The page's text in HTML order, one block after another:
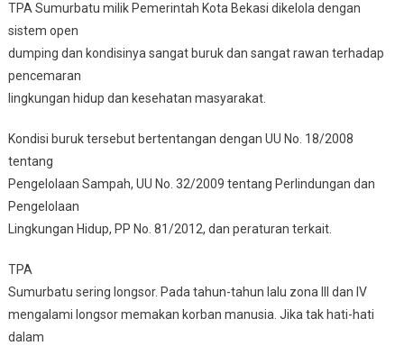
TPA Sumurbatu milik Pemerintah Kota Bekasi dikelola dengan
sistem open
dumping dan kondisinya sangat buruk dan sangat rawan terhadap
pencemaran
lingkungan hidup dan kesehatan masyarakat.
Kondisi buruk tersebut bertentangan dengan UU No. 18/2008
tentang
Pengelolaan Sampah, UU No. 32/2009 tentang Perlindungan dan
Pengelolaan
Lingkungan Hidup, PP No. 81/2012, dan peraturan terkait.
TPA
Sumurbatu sering longsor. Pada tahun-tahun lalu zona III dan IV
mengalami longsor memakan korban manusia. Jika tak hati-hati
dalam